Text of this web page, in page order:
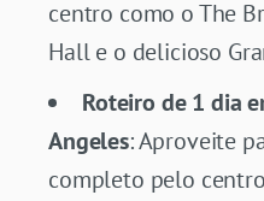
centro como o The
Hall e o delicioso
Roteiro de 1 dia
Angeles: Aproveite
completo pelo